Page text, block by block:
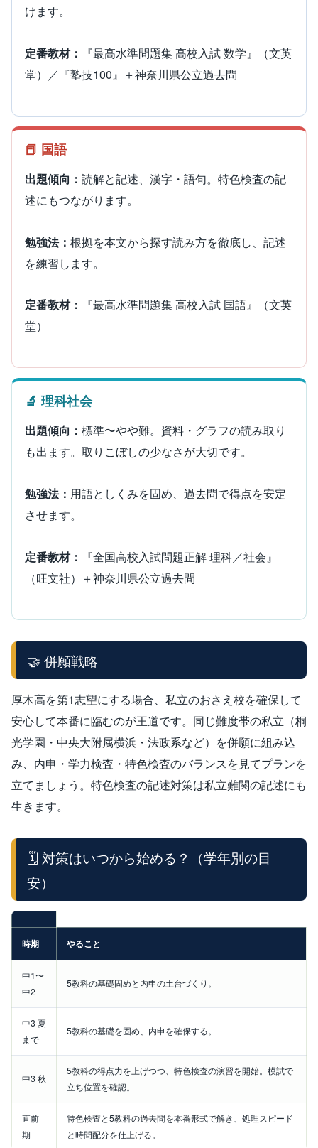
けます。
定番教材：
『最高水準問題集 高校入試 数学』（文英
堂）／『塾技100』＋神奈川県公立過去問
📕 国語
出題傾向： 読解と記述、漢字・語句。特色検査の記
述にもつながります。
勉強法： 根拠を本文から探す読み方を徹底し、記述
を練習します。
定番教材：
『最高水準問題集 高校入試 国語』（文英
堂）
🔬 理科社会
出題傾向： 標準〜やや難。資料・グラフの読み取り
も出ます。取りこぼしの少なさが大切です。
勉強法： 用語としくみを固め、過去問で得点を安定
させます。
定番教材：
『全国高校入試問題正解 理科／社会』
（旺文社）＋神奈川県公立過去問
🤝 併願戦略
厚木高を第1志望にする場合、私立のおさえ校を確保して
安心して本番に臨むのが王道です。同じ難度帯の私立（桐
光学園・中央大附属横浜・法政系など）を併願に組み込
み、内申・学力検査・特色検査のバランスを見てプランを
立てましょう。特色検査の記述対策は私立難関の記述にも
生きます。
🗓️ 対策はいつから始める？（学年別の目
安）
時期 やること
中1〜
中2
5教科の基礎固めと内申の土台づくり。
中3 夏
まで
5教科の基礎を固め、内申を確保する。
中3 秋
5教科の得点力を上げつつ、特色検査の演習を開始。模試で
立ち位置を確認。
直前
期
特色検査と5教科の過去問を本番形式で解き、処理スピード
と時間配分を仕上げる。